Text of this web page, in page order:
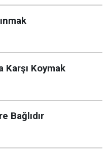
Karşı Koymak
Bağlıdır